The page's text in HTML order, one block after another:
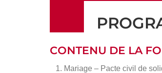
CONTENU DE LA
Mariage – Pacte civil de